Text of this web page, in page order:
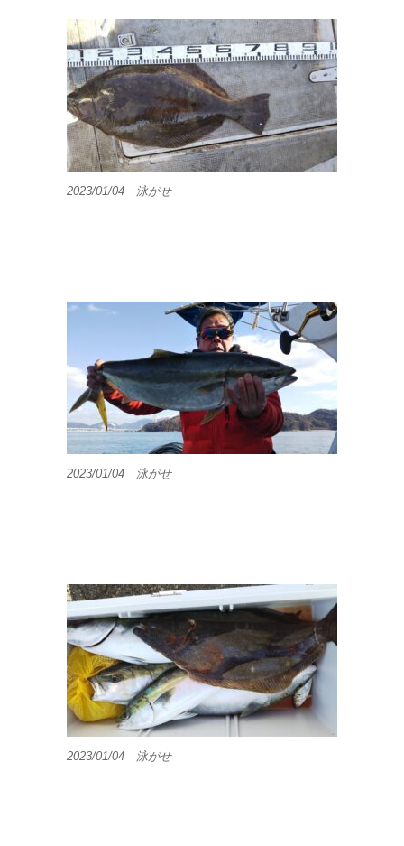
2023/01/04 泳がせ
2023/01/04 泳がせ
2023/01/04 泳がせ